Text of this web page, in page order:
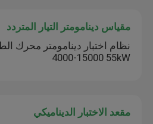
مقياس دينامومتر التيار المتردد
4000-15000 55kW
مقعد الاختبار الديناميكي